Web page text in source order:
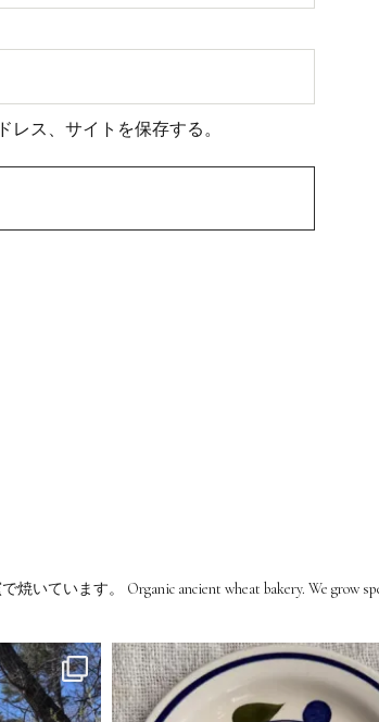
ス、サイトを保存する。
焼いています。 Organic ancient wheat bakery. We grow